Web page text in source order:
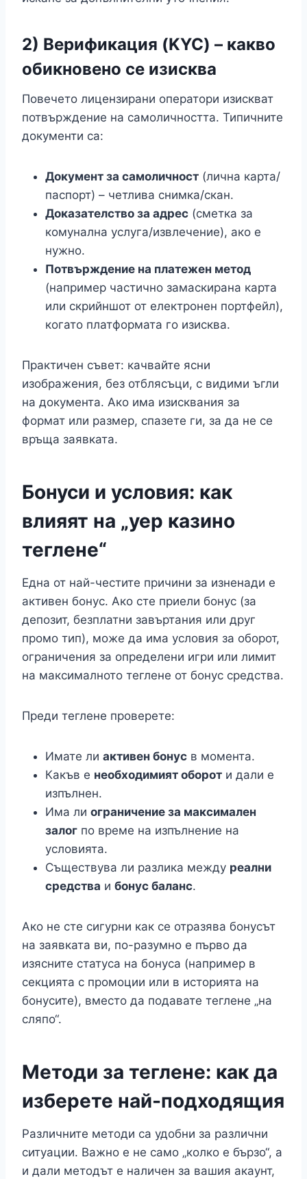
2) Верификация (KYC) – какво
обикновено се изисква
Повечето лицензирани оператори изискват
потвърждение на самоличността. Типичните
документи са:
Документ за самоличност (лична карта/
паспорт) – четлива снимка/скан.
Доказателство за адрес (сметка за
комунална услуга/извлечение), ако е
нужно.
Потвърждение на платежен метод
(например частично замаскирана карта
или скрийншот от електронен портфейл),
когато платформата го изисква.
Практичен съвет: качвайте ясни
изображения, без отблясъци, с видими ъгли
на документа. Ако има изисквания за
формат или размер, спазете ги, за да не се
връща заявката.
Бонуси и условия: как
влияят на „yep казино
теглене“
Една от най-честите причини за изненади е
активен бонус. Ако сте приели бонус (за
депозит, безплатни завъртания или друг
промо тип), може да има условия за оборот,
ограничения за определени игри или лимит
на максималното теглене от бонус средства.
Преди теглене проверете:
Имате ли активен бонус в момента.
Какъв е необходимият оборот и дали е
изпълнен.
Има ли ограничение за максимален
залог по време на изпълнение на
условията.
Съществува ли разлика между реални
средства и бонус баланс.
Ако не сте сигурни как се отразява бонусът
на заявката ви, по-разумно е първо да
изясните статуса на бонуса (например в
секцията с промоции или в историята на
бонусите), вместо да подавате теглене „на
сляпо“.
Методи за теглене: как да
изберете най-подходящия
Различните методи са удобни за различни
ситуации. Важно е не само „колко е бързо“, а
и дали методът е наличен за вашия акаунт,